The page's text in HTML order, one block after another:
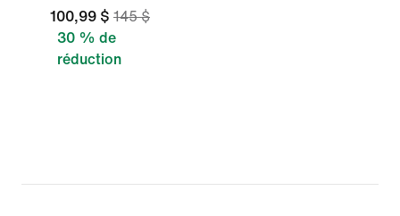
100,99 $ 145 $
30 % de
réduction